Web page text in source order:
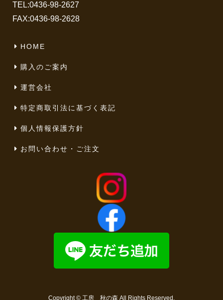
TEL:0436-98-2627
FAX:0436-98-2628
HOME
購入のご案内
運営会社
特定商取引法に基づく表記
個人情報保護方針
お問い合わせ・ご注文
Copyright © 工房 秋の森 All Rights Reserved.